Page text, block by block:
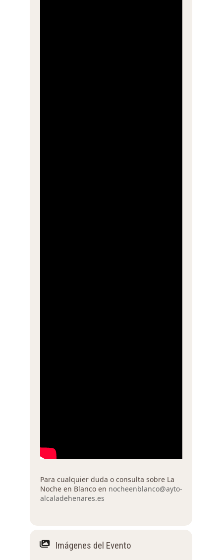
Para cualquier duda o consulta sobre La
Noche en Blanco en nocheenblanco@ayto-
alcaladehenares.es
Imágenes del Evento